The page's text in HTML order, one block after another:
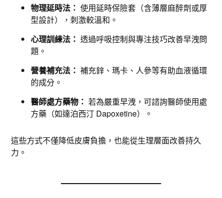
物理延時法： 使用延時保險套（含薄層麻醉劑或厚
型設計），刺激較溫和。
心理訓練法： 透過呼吸控制與專注技巧改善早洩問
題。
營養補充法： 補充鋅、瑪卡、人參等有助血液循環
的成分。
醫師處方藥物： 若為嚴重早洩，可諮詢醫師使用處
方藥（如達泊西汀 Dapoxetine）。
這些方式不僅降低皮膚負擔，也能從生理層面改善持久
力。